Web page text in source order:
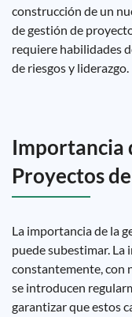
construcción de un
de gestión de
requiere habilidades
de riesgos y liderazgo.
Importancia
Proyectos
La importancia de la
puede subestimar. La
constantemente, con
se introducen
garantizar que estos